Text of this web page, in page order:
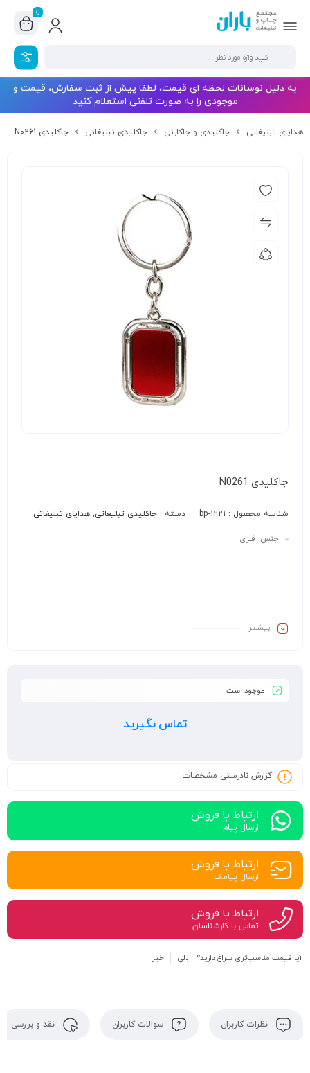
0
به دلیل نوسانات لحظه ای قیمت، لطفا پیش از ثبت سفارش، قیمت و
موجودی را به صورت تلفنی استعلام کنید
هدایای تبلیغاتی جاکلیدی و جاکارتی جاکلیدی تبلیغاتی جاکلیدی N0261
جاکلیدی N0261
شناسه محصول : bp-1221 دسته : جاکلیدی تبلیغاتی, هدایای تبلیغاتی
جنس: فلزی
بیشـتر
موجود است
تماس بگیرید
گزارش نادرستی مشخصات
ارتباط با فروش
ارسال پیام
ارتباط با فروش
ارسال پیامک
ارتباط با فروش
تماس با کارشناسان
آیا قیمت مناسب‌تری سراغ دارید؟ بلی خیر
نظرات کاربران سوالات کاربران نقد و بررسی